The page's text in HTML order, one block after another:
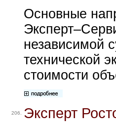
Основные
независимой
технической
стоимости
206. Эксперт